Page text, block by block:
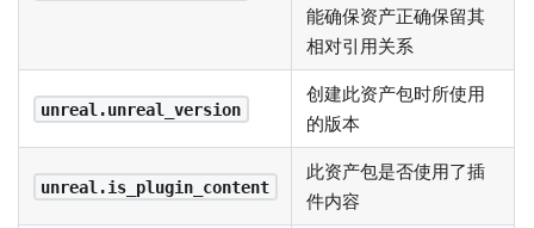
能确保资产正确保留其
相对引用关系
unreal.unreal_version
创建此资产包时所使用
的版本
unreal.is_plugin_content
此资产包是否使用了插
件内容